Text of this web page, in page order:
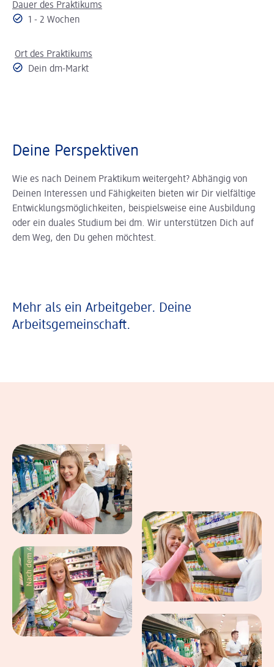
Dauer des Praktikums
1 - 2 Wochen
Ort des Praktikums
Dein dm-Markt
Deine Perspektiven
Wie es nach Deinem Praktikum weitergeht? Abhängig von
Deinen Interessen und Fähigkeiten bieten wir Dir vielfältige
Entwicklungsmöglichkeiten, beispielsweise eine Ausbildung
oder ein duales Studium bei dm. Wir unterstützen Dich auf
dem Weg, den Du gehen möchtest.
Mehr als ein Arbeitgeber. Deine
Arbeitsgemeinschaft.
Eindrücke aus dem Arbeitsalltag